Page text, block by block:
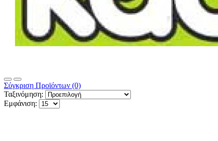
Σύγκριση Προϊόντων (0)
Ταξινόμηση:
Εμφάνιση: